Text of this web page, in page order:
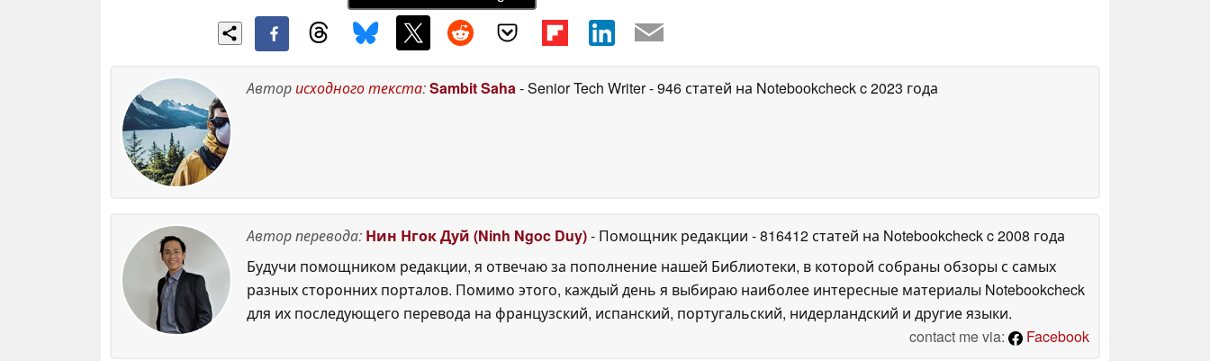
Авторисходного текста:Sambit Saha- Senior Tech Writer- 946 статей на Notebookcheckc 2023 года
Автор перевода: Нин Нгок Дуй (Ninh Ngoc Duy)- Помощник редакции - 816412 статей на Notebookcheckc 2008 года
Будучи помощником редакции, я отвечаю за пополнение нашей Библиотеки, в которой собраны обзоры с самых
разных сторонних порталов. Помимо этого, каждый день я выбираю наиболее интересные материалы Notebookcheck
для их последующего перевода на французский, испанский, португальский, нидерландский и другие языки.
contact me via:
Facebook